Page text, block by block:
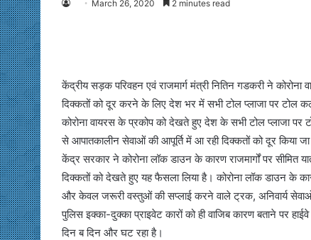
March 26, 2020 2 minutes read
केंद्रीय सड़क परिवहन एवं राजमार्ग मंत्री नितिन गडकरी ने
दिक्‍कतों को दूर करने के लिए देश भर में सभी टोल प्लाजा पर टोल
कोरोना वायरस के प्रकोप को देखते हुए देश के सभी टोल प्लाजा
से आपातकालीन सेवाओं की आपूर्ति में आ रही दिक्‍कतों को दूर किया
केंद्र सरकार ने कोरोना लॉक डाउन के कारण राजमार्गों पर सीमित
द‍िक्‍कतों को देखते हुए यह फैसला लिया है। कोरोना लॉक डाउन के
और केवल जरूरी वस्तुओं की सप्लाई करने वाले ट्रक, अनिवार्य सेवाओं
पुलिस इक्का-दुक्का प्राइवेट कारों को ही वाजिब कारण बताने पर
दिन ब दिन और घट रहा है।